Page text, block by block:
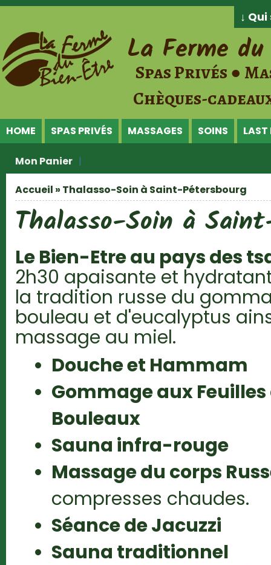
Jump to Content
↓
La Ferme
Spas Privés ●
Chèques-
HOME SPAS PRIVÉS MASSAGES SOINS LAST
Mon Panier
Vous êtes ici
Accueil » Thalasso-Soin à Saint-Pétersbourg
Thalasso-Soin à
Le Bien-Etre au pays des
2h30 apaisante et
la tradition russe du
bouleau et d'eucalyptus
massage au miel.
Douche et Hammam
Gommage aux
Bouleaux
Sauna infra-rouge
Massage du corps
compresses chaudes.
Séance de Jacuzzi
Sauna traditionnel